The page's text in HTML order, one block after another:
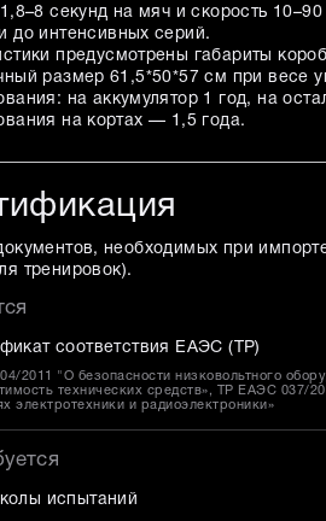
секунд на мяч и скорость
до интенсивных серий.
предусмотрены габариты
размер 61,5*50*57 см при весе
на аккумулятор 1 год, на
на кортах — 1,5 года.
необходимых при
тренировок).
соответствия ЕАЭС (ТР)
2011 "О безопасности низковольтного
технических средств», ТР ЕАЭС 037/
электротехники и радиоэлектроники»
испытаний